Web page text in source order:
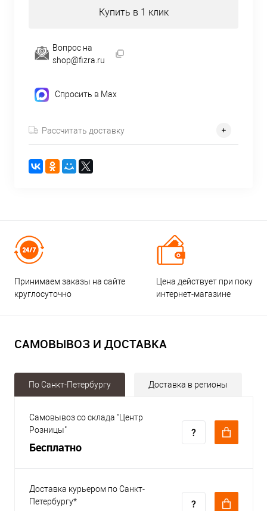
Купить в 1 клик
Вопрос на
shop@fizra.ru
Спросить в Max
Рассчитать доставку
Принимаем заказы на сайте
круглосуточно
Цена действует при
интернет-магазине
САМОВЫВОЗ И ДОСТАВКА
По Санкт-Петербургу Доставка в регионы
Самовывоз со склада "Центр
Розницы"
Бесплатно
Доставка курьером по Санкт-
Петербургу*